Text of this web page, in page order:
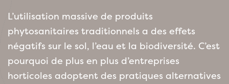
L’utilisation massive de produits
phytosanitaires traditionnels a des effets
négatifs sur le sol, l’eau et la biodiversité. C’est
pourquoi de plus en plus d’entreprises
horticoles adoptent des pratiques alternatives